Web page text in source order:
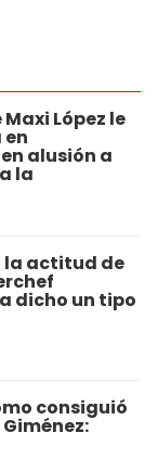
López le
alusión a
la
la actitud de
dicho un tipo
consiguió